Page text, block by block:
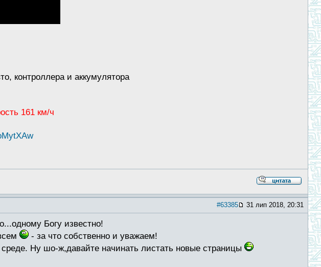
контроллера и аккумулятора
161 км/ч
#63385 31 лип 2018, 20:31
Богу известно!
- за что собственно и уважаем!
Ну шо-ж,давайте начинать листать новые страницы